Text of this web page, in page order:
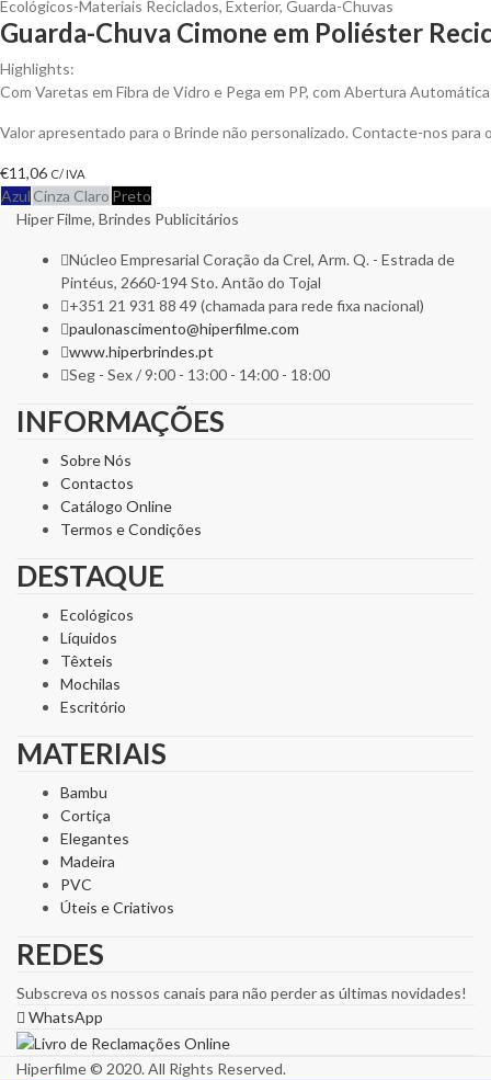
Ecológicos-Materiais Reciclados, Exterior, Guarda-Chuvas
Guarda-Chuva Cimone em Poliéster
Highlights:
Com Varetas em Fibra de Vidro e Pega em PP, com Abertura
Valor apresentado para o Brinde não personalizado. Contacte-nos
€11,06 C/ IVA
Azul Cinza Claro Preto
Hiper Filme, Brindes Publicitários
Núcleo Empresarial Coração da Crel, Arm. Q. - Estrada de
Pintéus, 2660-194 Sto. Antão do Tojal
+351 21 931 88 49 (chamada para rede fixa nacional)
paulonascimento@hiperfilme.com
www.hiperbrindes.pt
Seg - Sex / 9:00 - 13:00 - 14:00 - 18:00
INFORMAÇÕES
Sobre Nós
Contactos
Catálogo Online
Termos e Condições
DESTAQUE
Ecológicos
Líquidos
Têxteis
Mochilas
Escritório
MATERIAIS
Bambu
Cortiça
Elegantes
Madeira
PVC
Úteis e Criativos
REDES
Subscreva os nossos canais para não perder as últimas novidades!
WhatsApp
Hiperfilme © 2020. All Rights Reserved.